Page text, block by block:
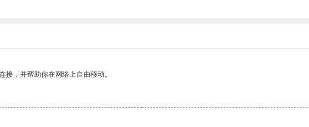
，并帮助你在网络上自由移动。